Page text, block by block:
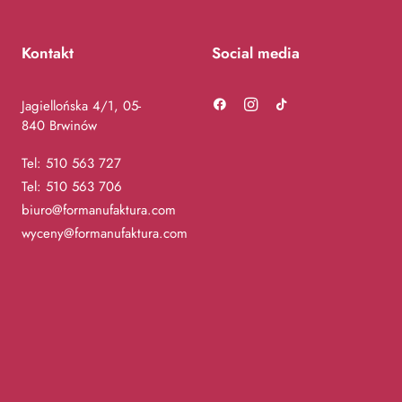
Kontakt
Jagiellońska 4/1, 05-
840 Brwinów
Tel: 510 563 727
Tel: 510 563 706
biuro@formanufaktura.com
wyceny@formanufaktura.com
Social media